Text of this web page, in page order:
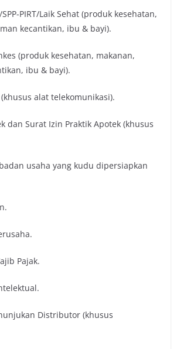
PIRT/Laik Sehat (produk kesehatan,
kecantikan, ibu & bayi).
(produk kesehatan, makanan,
ibu & bayi).
alat telekomunikasi).
dan Surat Izin Praktik Apotek (khusus
usaha yang kudu dipersiapkan
Pajak.
Distributor (khusus